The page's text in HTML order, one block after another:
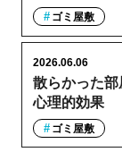
ゴミ屋敷
散らかった
心理的効果
2026.06.06
ゴミ屋敷